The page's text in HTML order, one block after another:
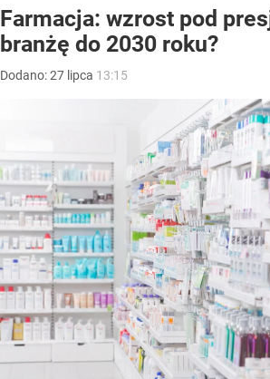
Farmacja: wzrost pod
branżę do 2030 roku?
Dodano:27 lipca 13:15